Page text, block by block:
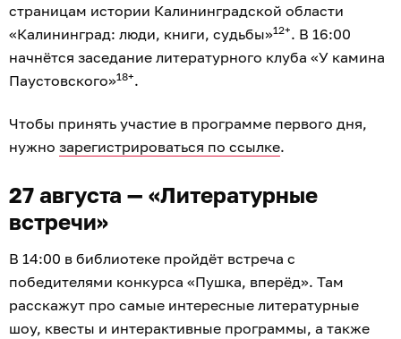
страницам истории Калининградской области
«Калининград: люди, книги, судьбы»12+. В 16:00
начнётся заседание литературного клуба «У камина
Паустовского»18+.
Чтобы принять участие в программе первого дня,
нужно зарегистрироваться по ссылке.
27 августа — «Литературные
встречи»
В 14:00 в библиотеке пройдёт встреча с
победителями конкурса «Пушка, вперёд». Там
расскажут про самые интересные литературные
шоу, квесты и интерактивные программы, а также